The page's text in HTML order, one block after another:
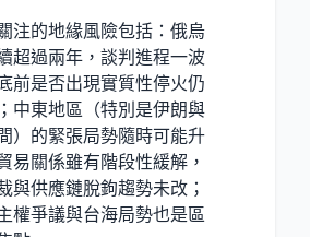
注的地緣風險包括：俄烏
超過兩年，談判進程一波
前是否出現實質性停火仍
中東地區（特別是伊朗與
）的緊張局勢隨時可能升
易關係雖有階段性緩解，
與供應鏈脫鉤趨勢未改；
權爭議與台海局勢也是區